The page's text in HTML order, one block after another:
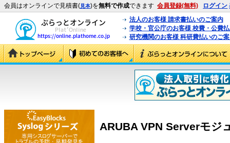
会員はオンラインで見積書(見本)を無料で作成できます 会員登録(無料) ログイン
法人のお客様 請求書払いのご案内
学校・官公庁のお客様 校費・公費
研究機関のお客様 科研費払いのご
ARUBA VPN Serverモジ